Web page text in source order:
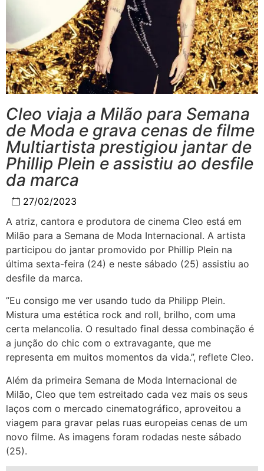
Cleo viaja a Milão para Semana
de Moda e grava cenas de filme
Multiartista prestigiou jantar de
Phillip Plein e assistiu ao desfile
da marca
27/02/2023
A atriz, cantora e produtora de cinema Cleo está em
Milão para a Semana de Moda Internacional. A artista
participou do jantar promovido por Phillip Plein na
última sexta-feira (24) e neste sábado (25) assistiu ao
desfile da marca.
”Eu consigo me ver usando tudo da Philipp Plein.
Mistura uma estética rock and roll, brilho, com uma
certa melancolia. O resultado final dessa combinação é
a junção do chic com o extravagante, que me
representa em muitos momentos da vida.”, reflete Cleo.
Além da primeira Semana de Moda Internacional de
Milão, Cleo que tem estreitado cada vez mais os seus
laços com o mercado cinematográfico, aproveitou a
viagem para gravar pelas ruas europeias cenas de um
novo filme. As imagens foram rodadas neste sábado
(25).